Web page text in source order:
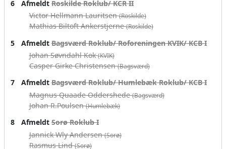
6 AfmeldtRoskilde Roklub/ KCR II
Victor Hellmann Lauritsen(Roskilde)
Mathias Biltoft Ankerstjerne(Roskilde)
5 AfmeldtBagsværd Roklub/ Roforeningen KVIK/ KCB I
Johan Søvndahl Kok(KVIK)
Casper Girke Christensen(Bagsværd)
7 AfmeldtBagsværd Roklub/ Humlebæk Roklub/ KCB I
Magnus Quaade Oddershede(Bagsværd)
Johan R.Poulsen(Humlebæk)
8 AfmeldtSorø Roklub I
Jannick Wly Andersen(Sorø)
Rasmus Lind(Sorø)